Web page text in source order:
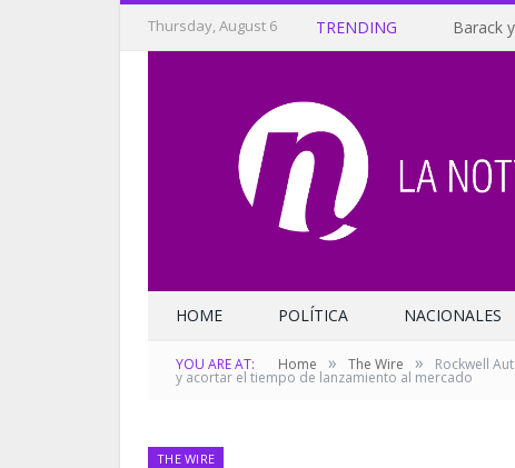
Thursday, August 6 TRENDING Barack
HOME POLÍTICA NACIONALES
YOU ARE AT: Home » The Wire » Rockwell
y acortar el tiempo de lanzamiento al mercado
THE WIRE